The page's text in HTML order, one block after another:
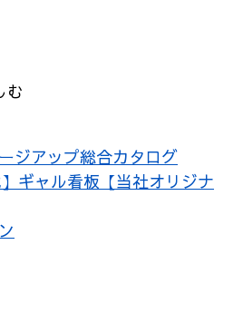
む
ジアップ総合カタログ
】ギャル看板【当社オリジナ